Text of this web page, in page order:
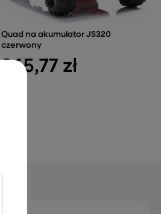
Quad na akumulator JS320
czerwony
365,77 zł